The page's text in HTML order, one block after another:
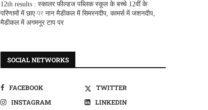
12th results : स्कालर फील्डज पब्लिक स्कूल के बच्चे 12वीं के
परिणामों में छाएपर नान मैडीकल में सिमरनदीप, कामर्स में जशनदीप,
मैडीकल में अगमनूर टाप पर
SOCIAL NETWORKS
FACEBOOK
TWITTER
INSTAGRAM
LINKEDIN